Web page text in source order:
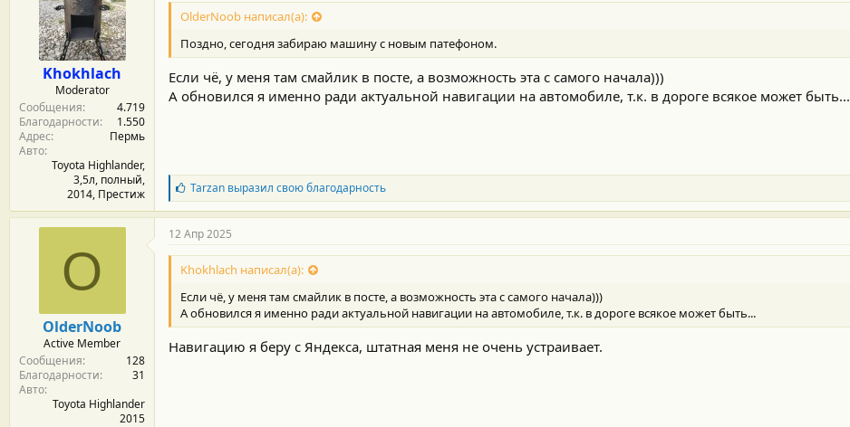
Khokhlach
Moderator
Сообщения
4.719
Благодарности
1.550
Адрес
Пермь
Авто
Toyota Highlander,
3,5л, полный,
2014, Престиж
OlderNoob написал(а):
Поздно, сегодня забираю машину с новым патефоном.
Если чё, у меня там смайлик в посте, а возможность эта с самого начала)))
А обновился я именно ради актуальной навигации на автомобиле, т.к. в дороге всякое может быть...
Б
л
а
г
о
д
а
н
о
с
т
Tarzanвыразил свою благодарность
O
OlderNoob
Active Member
Сообщения
128
Благодарности
31
Авто
Toyota Highlander
2015
12 Апр 2025
Khokhlach написал(а):
Если чё, у меня там смайлик в посте, а возможность эта с самого начала)))
А обновился я именно ради актуальной навигации на автомобиле, т.к. в дороге всякое может быть...
Навигацию я беру с Яндекса, штатная меня не очень устраивает.